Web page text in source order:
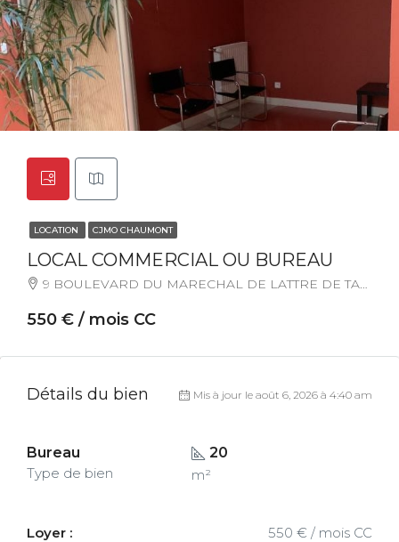
LOCATION CJMO CHAUMONT
LOCAL COMMERCIAL OU BUREAU
9 BOULEVARD DU MARECHAL DE LATTRE DE TASSIGNY, 52000, Chaumont, France
550 € / mois CC
Détails du bien Mis à jour le août 6, 2026 à 4:40 am
Bureau
Type de bien
20
m²
Loyer : 550 € / mois CC